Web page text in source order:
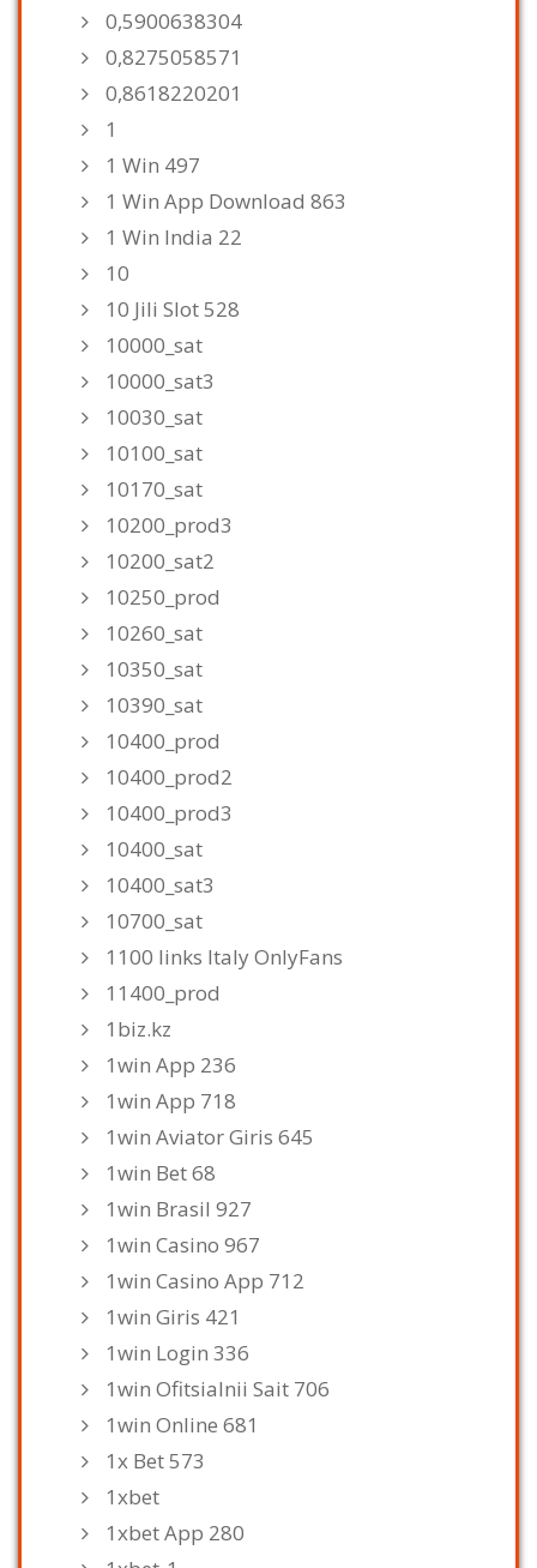
0,5900638304
0,8275058571
0,8618220201
1
1 Win 497
1 Win App Download 863
1 Win India 22
10
10 Jili Slot 528
10000_sat
10000_sat3
10030_sat
10100_sat
10170_sat
10200_prod3
10200_sat2
10250_prod
10260_sat
10350_sat
10390_sat
10400_prod
10400_prod2
10400_prod3
10400_sat
10400_sat3
10700_sat
1100 links Italy OnlyFans
11400_prod
1biz.kz
1win App 236
1win App 718
1win Aviator Giris 645
1win Bet 68
1win Brasil 927
1win Casino 967
1win Casino App 712
1win Giris 421
1win Login 336
1win Ofitsialnii Sait 706
1win Online 681
1x Bet 573
1xbet
1xbet App 280